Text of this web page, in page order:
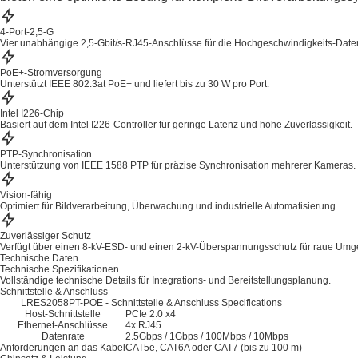
4-Port-2,5-G
Vier unabhängige 2,5-Gbit/s-RJ45-Anschlüsse für die Hochgeschwindigkeits-
PoE+-Stromversorgung
Unterstützt IEEE 802.3at PoE+ und liefert bis zu 30 W pro Port.
Intel I226-Chip
Basiert auf dem Intel I226-Controller für geringe Latenz und hohe Zuverlässigkeit.
PTP-Synchronisation
Unterstützung von IEEE 1588 PTP für präzise Synchronisation mehrerer Kameras.
Vision-fähig
Optimiert für Bildverarbeitung, Überwachung und industrielle Automatisierung.
Zuverlässiger Schutz
Verfügt über einen 8-kV-ESD- und einen 2-kV-Überspannungsschutz für raue
Technische Daten
Technische Spezifikationen
Vollständige technische Details für Integrations- und Bereitstellungsplanung.
Schnittstelle & Anschluss
LRES2058PT-POE - Schnittstelle & Anschluss Specifications
Host-Schnittstelle
PCIe 2.0 x4
Ethernet-Anschlüsse
4x RJ45
Datenrate
2.5Gbps / 1Gbps / 100Mbps / 10Mbps
Anforderungen an das Kabel CAT5e, CAT6A oder CAT7 (bis zu 100 m)